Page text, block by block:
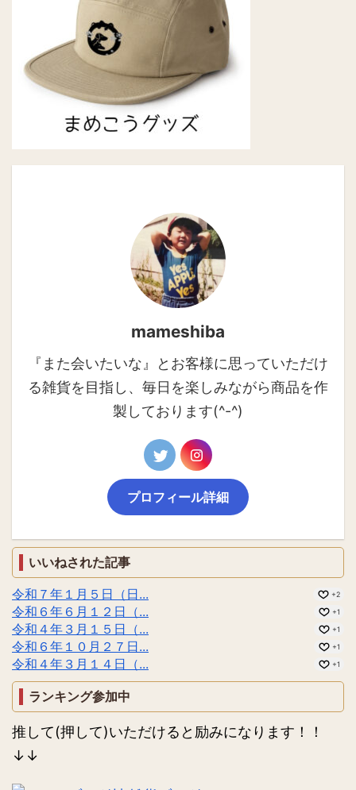
mameshiba
『また会いたいな』とお客様に思っていただけ
る雑貨を目指し、毎日を楽しみながら商品を作
製しております(^-^)
プロフィール詳細
いいねされた記事
令和７年１月５日（日...
+2
令和６年６月１２日（... +1
令和４年３月１５日（... +1
令和６年１０月２７日... +1
令和４年３月１４日（... +1
ランキング参加中
推して(押して)いただけると励みになります！！
↓↓